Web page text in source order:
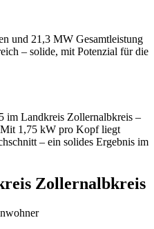
und 21,3 MW Gesamtleistung
– solide, mit Potenzial für die
im Landkreis Zollernalbkreis –
Mit 1,75 kW pro Kopf liegt
– ein solides Ergebnis im
Zollernalbkreis